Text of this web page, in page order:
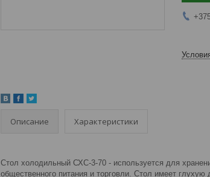
Описание Характеристики
Стол холодильный СХС-3-70 - используется для
общественного питания и торговли. Стол имеет глухую